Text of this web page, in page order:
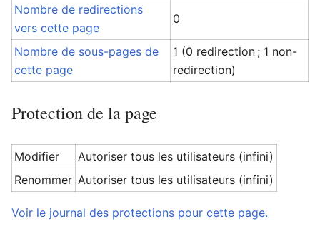
Nombre de redirections
vers cette page
0
Nombre de sous-pages de
cette page
1 (0 redirection ; 1 non-
redirection)
Protection de la page
Modifier
Autoriser tous les utilisateurs (infini)
Renommer Autoriser tous les utilisateurs (infini)
Voir le journal des protections pour cette page.